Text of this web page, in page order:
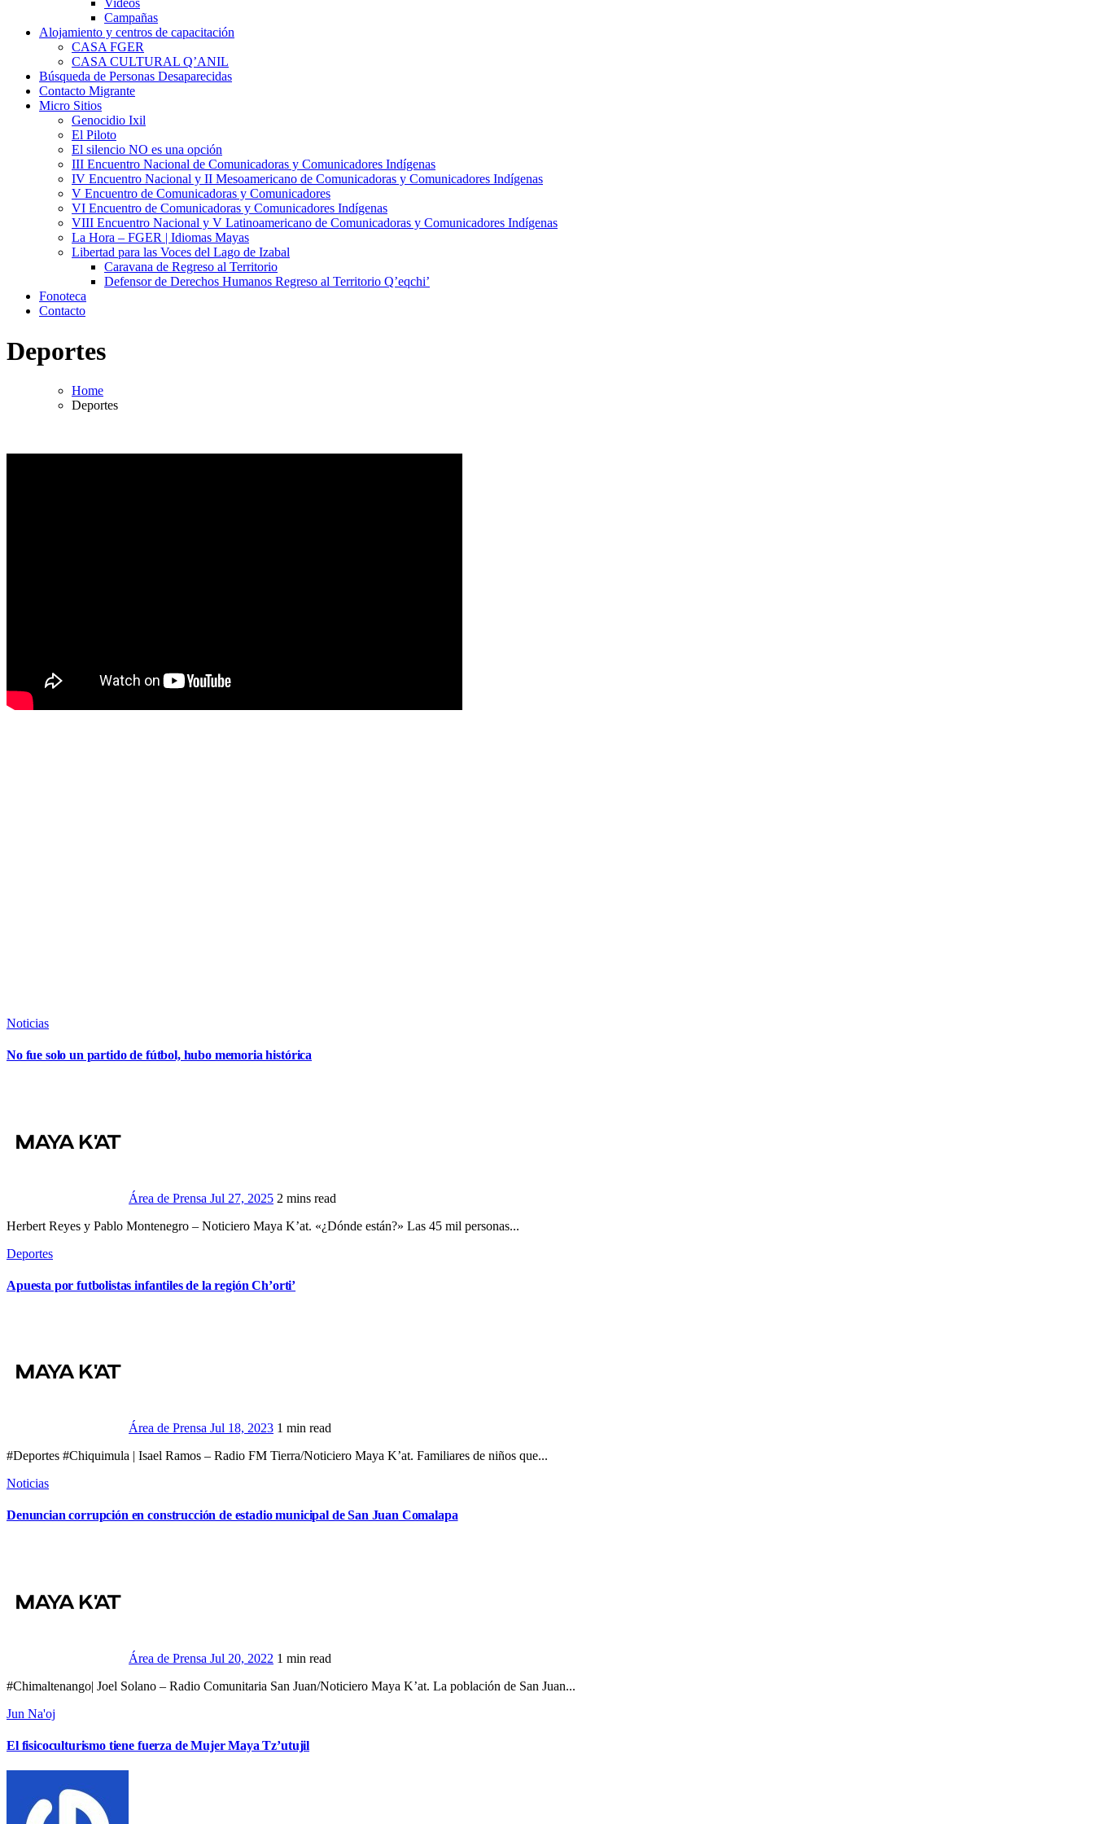
Videos
Campañas
Alojamiento y centros de capacitación
CASA FGER
CASA CULTURAL Q’ANIL
Búsqueda de Personas Desaparecidas
Contacto Migrante
Micro Sitios
Genocidio Ixil
El Piloto
El silencio NO es una opción
III Encuentro Nacional de Comunicadoras y Comunicadores Indígenas
IV Encuentro Nacional y II Mesoamericano de Comunicadoras y Comunicadores Indígenas
V Encuentro de Comunicadoras y Comunicadores
VI Encuentro de Comunicadoras y Comunicadores Indígenas
VIII Encuentro Nacional y V Latinoamericano de Comunicadoras y Comunicadores Indígenas
La Hora – FGER | Idiomas Mayas
Libertad para las Voces del Lago de Izabal
Caravana de Regreso al Territorio
Defensor de Derechos Humanos Regreso al Territorio Q’eqchi’
Fonoteca
Contacto
Deportes
Home
Deportes
Noticias
No fue solo un partido de fútbol, hubo memoria histórica
Área de Prensa Jul 27, 2025 2 mins read
Herbert Reyes y Pablo Montenegro – Noticiero Maya K’at. «¿Dónde están?» Las 45 mil personas...
Deportes
Apuesta por futbolistas infantiles de la región Ch’orti’
Área de Prensa Jul 18, 2023 1 min read
#Deportes #Chiquimula | Isael Ramos – Radio FM Tierra/Noticiero Maya K’at. Familiares de niños que...
Noticias
Denuncian corrupción en construcción de estadio municipal de San Juan Comalapa
Área de Prensa Jul 20, 2022 1 min read
#Chimaltenango| Joel Solano – Radio Comunitaria San Juan/Noticiero Maya K’at. La población de San Juan...
Jun Na'oj
El fisicoculturismo tiene fuerza de Mujer Maya Tz’utujil